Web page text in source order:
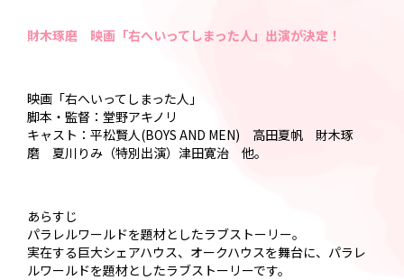
財木琢磨 映画「右へいってしまった人」出演が決定！
映画「右へいってしまった人」
脚本・監督：堂野アキノリ
キャスト：平松賢人(BOYS AND MEN) 高田夏帆 財木琢
磨 夏川りみ（特別出演）津田寛治 他。
あらすじ
パラレルワールドを題材としたラブストーリー。
実在する巨大シェアハウス、オークハウスを舞台に、パラレ
ルワールドを題材としたラブストーリーです。